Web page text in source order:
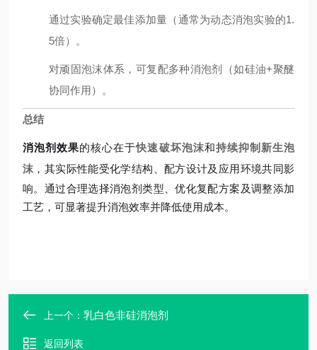
通过实验确定最佳添加量（通常为动态消泡实验的1.
5倍）。
对顽固泡沫体系，可复配多种消泡剂（如硅油+聚醚
协同作用）。
总结
消泡剂效果的核心在于快速破坏泡沫和持续抑制新生泡
沫 ，其实际性能受化学结构、配方设计及应用环境共同影
响。通过合理选择消泡剂类型、优化复配方案及调整添加
工艺，可显著提升消泡效率并降低使用成本。
上一个： 乳白色非硅消泡剂
返回列表